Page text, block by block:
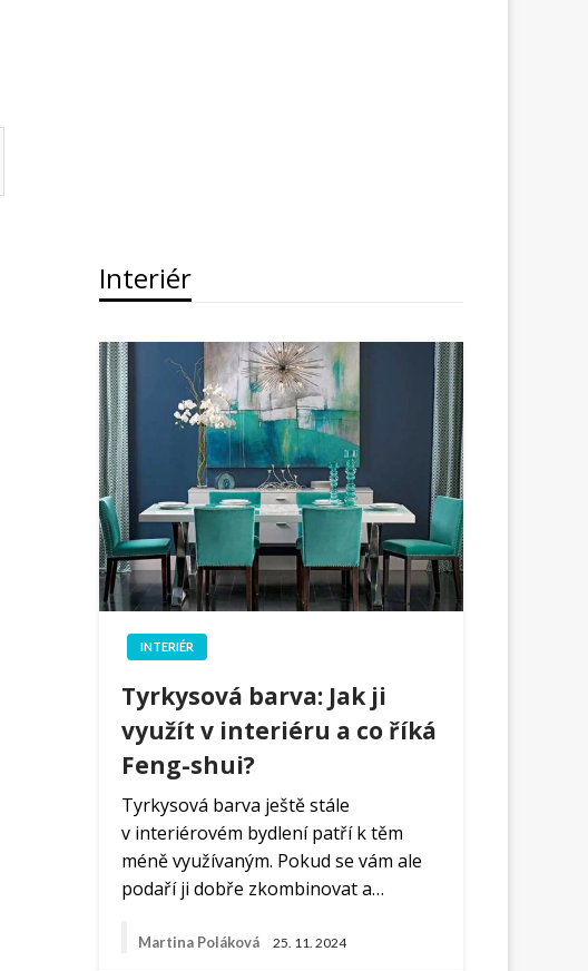
Interiér
INTERIÉR
Tyrkysová barva: Jak ji
využít v interiéru a co říká
Feng-shui?
Tyrkysová barva ještě stále
v interiérovém bydlení patří k těm
méně využívaným. Pokud se vám ale
podaří ji dobře zkombinovat a…
Martina Poláková 25. 11. 2024